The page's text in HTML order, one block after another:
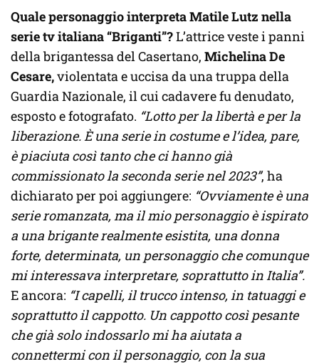
Quale personaggio interpreta Matile Lutz nella
serie tv italiana “Briganti”?L’attrice veste i panni
della brigantessa del Casertano, Michelina De
Cesare,violentata e uccisa da una truppa della
Guardia Nazionale, il cui cadavere fu denudato,
esposto e fotografato. “Lotto per la libertà e per la
liberazione. È una serie in costume e l’idea, pare,
è piaciuta così tanto che ci hanno già
commissionato la seconda serie nel 2023”, ha
dichiarato per poi aggiungere: “Ovviamente è una
serie romanzata, ma il mio personaggio è ispirato
a una brigante realmente esistita, una donna
forte, determinata, un personaggio che comunque
mi interessava interpretare, soprattutto in Italia”.
E ancora: “I capelli, il trucco intenso, in tatuaggi e
soprattutto il cappotto. Un cappotto così pesante
che già solo indossarlo mi ha aiutata a
connettermi con il personaggio, con la sua